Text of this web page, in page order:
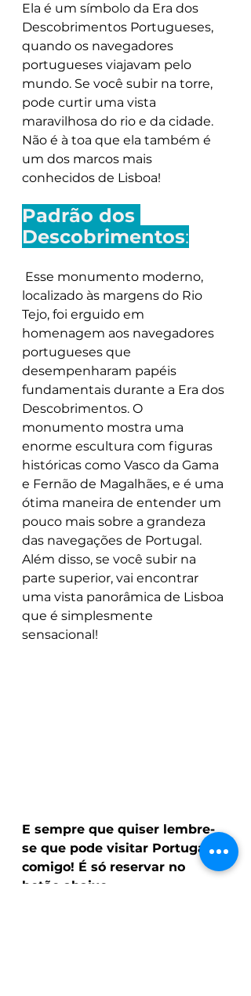
Ela é um símbolo da Era dos
Descobrimentos Portugueses,
quando os navegadores
portugueses viajavam pelo
mundo. Se você subir na torre,
pode curtir uma vista
maravilhosa do rio e da cidade.
Não é à toa que ela também é
um dos marcos mais
conhecidos de Lisboa!
Padrão dos
Descobrimentos:
localizado às margens do Rio
Tejo, foi erguido em
homenagem aos navegadores
portugueses que
desempenharam papéis
fundamentais durante a Era dos
Descobrimentos. O
monumento mostra uma
enorme escultura com figuras
históricas como Vasco da Gama
e Fernão de Magalhães, e é uma
ótima maneira de entender um
pouco mais sobre a grandeza
das navegações de Portugal.
Além disso, se você subir na
parte superior, vai encontrar
uma vista panorâmica de Lisboa
que é simplesmente
sensacional!
E sempre que quiser lembre-
se que pode visitar Portugal
comigo! É só reservar no
botão abaixo.